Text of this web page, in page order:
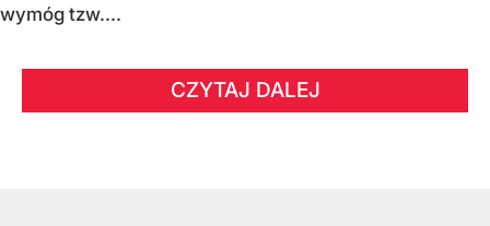
wymóg tzw....
CZYTAJ DALEJ